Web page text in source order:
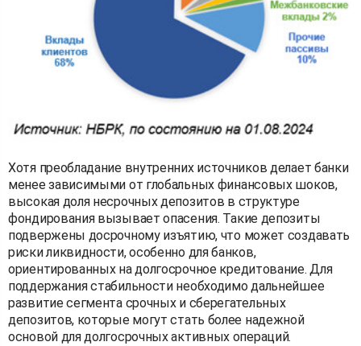
Хотя преобладание внутренних источников делает банки
менее зависимыми от глобальных финансовых шоков,
высокая доля несрочных депозитов в структуре
фондирования вызывает опасения. Такие депозиты
подвержены досрочному изъятию, что может создавать
риски ликвидности, особенно для банков,
ориентированных на долгосрочное кредитование. Для
поддержания стабильности необходимо дальнейшее
развитие сегмента срочных и сберегательных
депозитов, которые могут стать более надежной
основой для долгосрочных активных операций.